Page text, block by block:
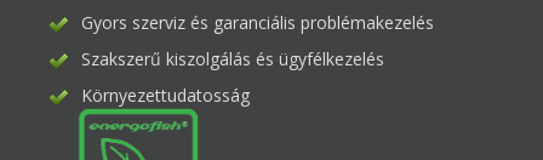
Gyors szerviz és garanciális problémakezelés
Szakszerű kiszolgálás és ügyfélkezelés
Környezettudatosság